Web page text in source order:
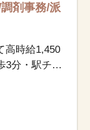
剤事務/派
高時給1,450
3分・駅チ